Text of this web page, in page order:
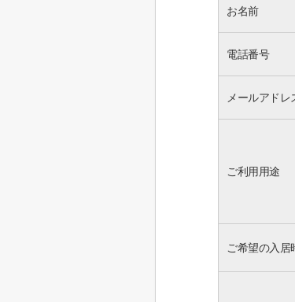
お名前
電話番号
メールアドレ
ご利用用途
ご希望の入居